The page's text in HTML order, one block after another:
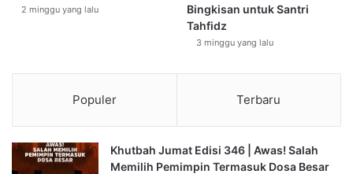
2 minggu yang lalu
Bingkisan untuk Santri
Tahfidz
3 minggu yang lalu
Populer Terbaru
Khutbah Jumat Edisi 346 | Awas! Salah
Memilih Pemimpin Termasuk Dosa Besar